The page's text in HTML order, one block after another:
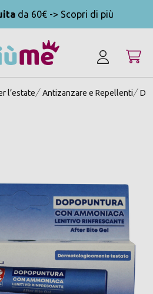
da 60€ -> Scopri di più
l’estate Antizanzare e Repellenti